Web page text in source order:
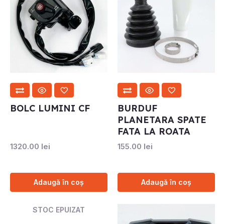
BOLC LUMINI CF
1320.00 lei
Adaugă în coș
BURDUF
PLANETARA SPATE
FATA LA ROATA
155.00 lei
Adaugă în coș
STOC EPUIZAT